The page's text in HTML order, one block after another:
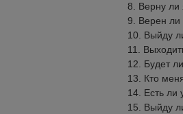
8. Верну ли
9. Верен ли
10. Выйду
11.
12. Будет
13. Кто
14. Есть ли
15. Выйду